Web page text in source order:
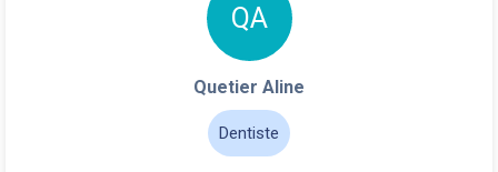
QA
Quetier Aline
Dentiste